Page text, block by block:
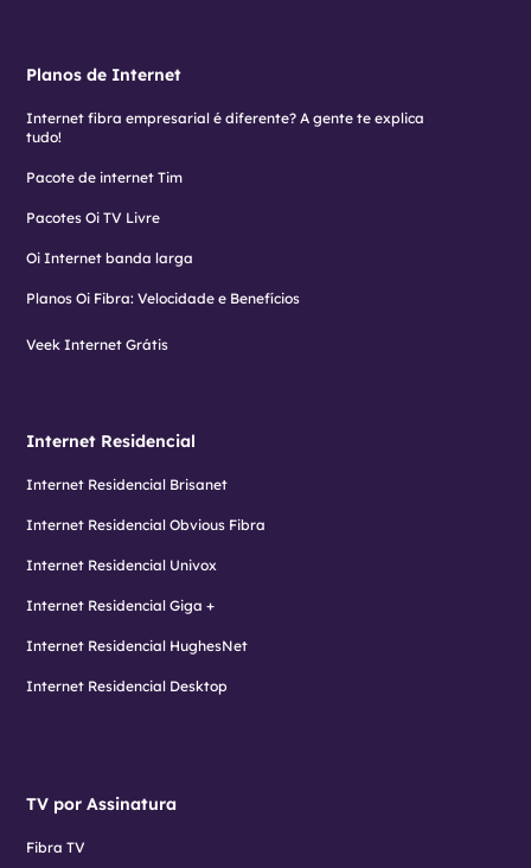
Planos de Internet
Internet fibra empresarial é diferente? A gente te explica
tudo!
Pacote de internet Tim
Pacotes Oi TV Livre
Oi Internet banda larga
Planos Oi Fibra: Velocidade e Benefícios
Veek Internet Grátis
Internet Residencial
Internet Residencial Brisanet
Internet Residencial Obvious Fibra
Internet Residencial Univox
Internet Residencial Giga +
Internet Residencial HughesNet
Internet Residencial Desktop
TV por Assinatura
Fibra TV